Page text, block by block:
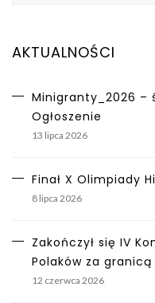
AKTUALNOŚCI
Minigranty_2026 –
Ogłoszenie
13 lipca 2026
Finał X Olimpiady
8 lipca 2026
Zakończył się IV
Polaków za
12 czerwca 2026